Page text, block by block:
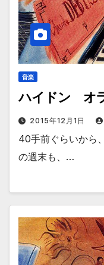
音楽
ハイドン オ
2015年12月1日
40手前ぐらいから
の週末も、…